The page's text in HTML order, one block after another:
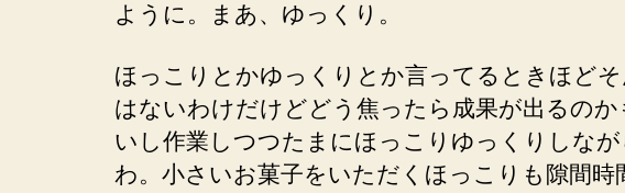
ように。まあ、ゆっくり。
ほっこりとかゆっくりとか言ってるときほど
はないわけだけどどう焦ったら成果が出るのか
いし作業しつつたまにほっこりゆっくりしな
わ。小さいお菓子をいただくほっこりも隙間時